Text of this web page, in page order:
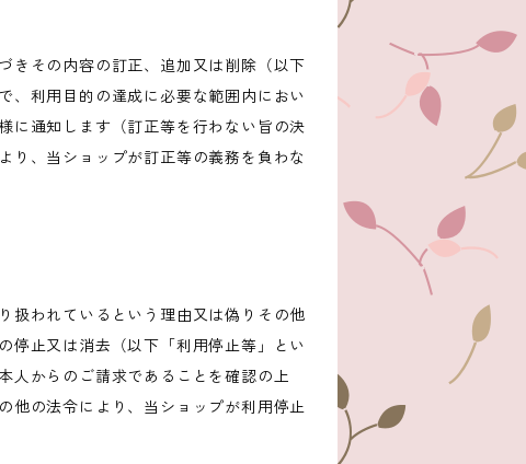
きその内容の訂正、追加又は削除（以下
、利用目的の達成に必要な範囲内におい
に通知します（訂正等を行わない旨の決
り、当ショップが訂正等の義務を負わな
扱われているという理由又は偽りその他
停止又は消去（以下「利用停止等」とい
人からのご請求であることを確認の上
他の法令により、当ショップが利用停止